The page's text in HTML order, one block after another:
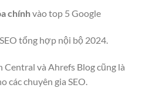
chínhvào top 5 Google
tổng hợp nội bộ 2024.
Central và Ahrefs Blog cũng là
các chuyên gia SEO.